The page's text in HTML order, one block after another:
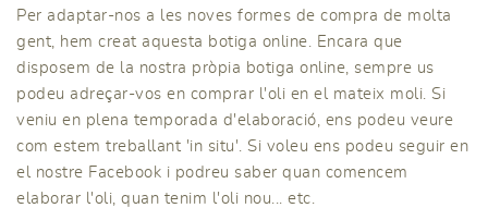
Per adaptar-nos a les noves formes de compra de molta
gent, hem creat aquesta botiga online. Encara que
disposem de la nostra pròpia botiga online, sempre us
podeu adreçar-vos en comprar l'oli en el mateix moli. Si
veniu en plena temporada d'elaboració, ens podeu veure
com estem treballant 'in situ'. Si voleu ens podeu seguir en
el nostre Facebook i podreu saber quan comencem
elaborar l'oli, quan tenim l'oli nou... etc.